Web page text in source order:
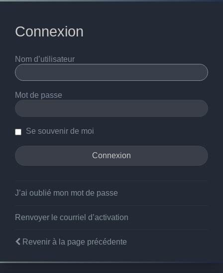
Connexion
Nom d’utilisateur
Mot de passe
Se souvenir de moi
J’ai oublié mon mot de passe
Renvoyer le courriel d’activation
Revenir à la page précédente